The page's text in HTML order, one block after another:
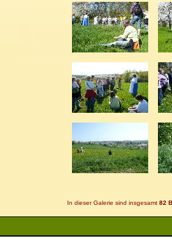
In dieser Galerie sind insgesamt 82